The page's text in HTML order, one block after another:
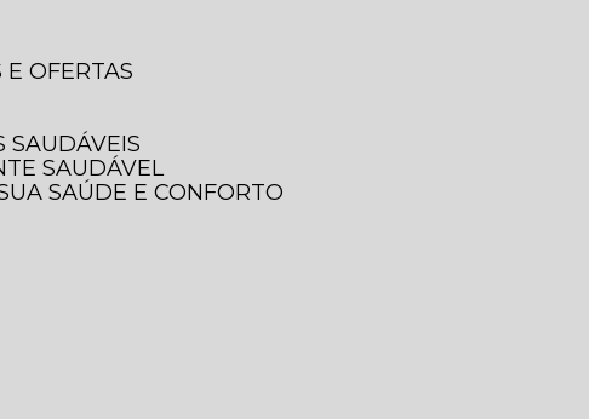
OFERTAS
SAUDÁVEIS
SAUDÁVEL
SAÚDE E CONFORTO